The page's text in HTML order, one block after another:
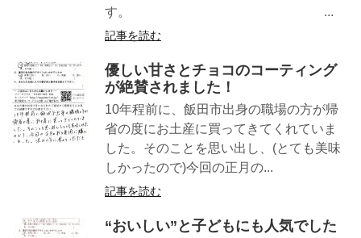
す。 ...
記事を読む
優しい甘さとチョコのコーティング
が絶賛されました！
10年程前に、飯田市出身の職場の方が帰
省の度にお土産に買ってきてくれていま
した。そのことを思い出し、(とても美味
しかったので)今回の正月の...
記事を読む
“おいしい”と子どもにも人気でした